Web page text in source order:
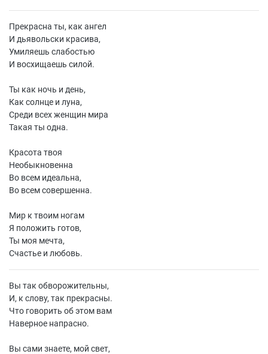
Прекрасна ты, как ангел
И дьявольски красива,
Умиляешь слабостью
И восхищаешь силой.
Ты как ночь и день,
Как солнце и луна,
Среди всех женщин мира
Такая ты одна.
Красота твоя
Необыкновенна
Во всем идеальна,
Во всем совершенна.
Мир к твоим ногам
Я положить готов,
Ты моя мечта,
Счастье и любовь.
Вы так обворожительны,
И, к слову, так прекрасны.
Что говорить об этом вам
Наверное напрасно.
Вы сами знаете, мой свет,